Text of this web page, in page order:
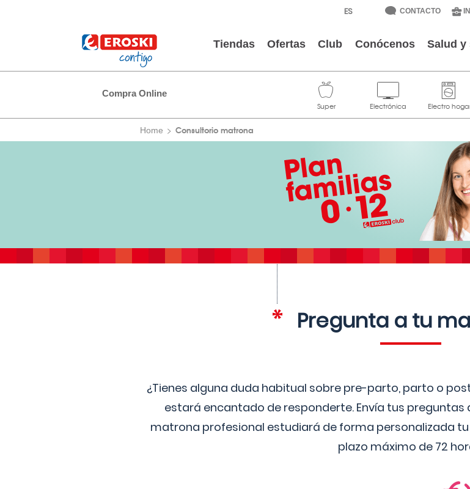
CONTACTO
Tiendas Ofertas Club Conócenos Salud y
Compra Online
Home Consultorio matrona
Pregunta a tu
¿Tienes alguna duda habitual sobre pre-parto, parto o
estará encantado de responderte. Envía tus
matrona profesional estudiará de forma personalizada
plazo máximo de 72